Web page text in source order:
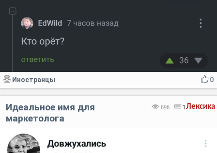
0
Иностранцы
Лексика
696 1
Идеальное имя для
маркетолога